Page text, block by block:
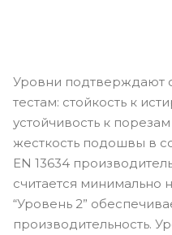
Уровни подтверждают
тестам: стойкость к
устойчивость к
жесткость подошвы в
EN 13634
считается
“Уровень 2”
производительность.